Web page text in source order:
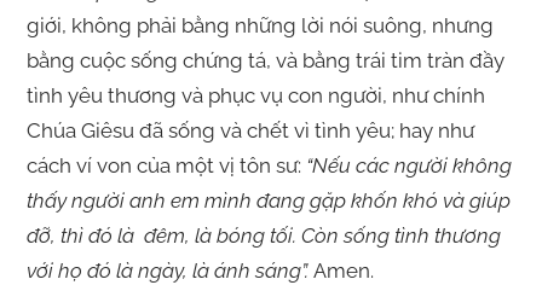
giới, không phải bằng những lời nói suông, nhưng
bằng cuộc sống chứng tá, và bằng trái tim tràn đầy
tình yêu thương và phục vụ con người, như chính
Chúa Giêsu đã sống và chết vì tình yêu; hay như
cách ví von của một vị tôn sư: “Nếu các người không
thấy người anh em mình đang gặp khốn khó và giúp
đỡ, thì đó là đêm, là bóng tối. Còn sống tình thương
với họ đó là ngày, là ánh sáng”. Amen.